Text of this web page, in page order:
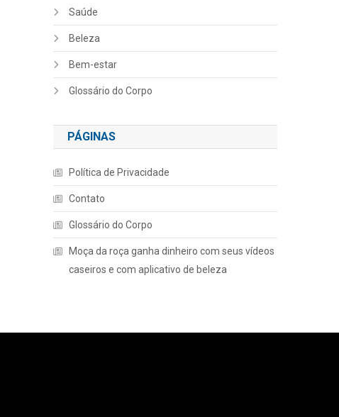
Saúde
Beleza
Bem-estar
Glossário do Corpo
PÁGINAS
Política de Privacidade
Contato
Glossário do Corpo
Moça da roça ganha dinheiro com seus vídeos
caseiros e com aplicativo de beleza